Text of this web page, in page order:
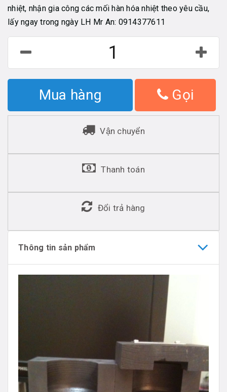
nhiệt, nhận gia công các mối hàn hóa nhiệt theo yêu cầu,
lấy ngay trong ngày LH Mr An: 0914377611
Mua hàng Gọi
Vận chuyển
Thanh toán
Đổi trả hàng
Thông tin sản phẩm